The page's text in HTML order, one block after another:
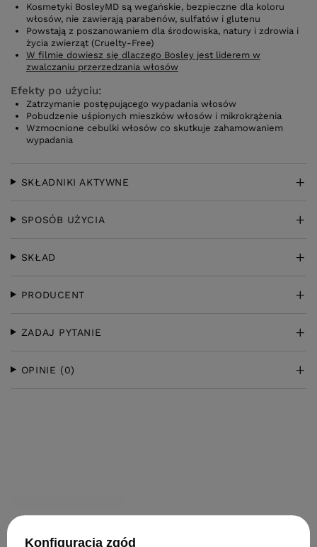
Kosmetyki BosleyMD są wegańskie, bezpieczne dla koloru
włosów, nie zawierają parabenów, sulfatów i glutenu
Powstają z poszanowaniem dla środowiska, natury i zdrowia i
życia zwierząt (Cruelty-Free)
W filmie dowiesz się dlaczego Bosley jest liderem w
zwalczaniu przerzedzania włosów
Efekty po użyciu:
Zatrzymanie postępującego wypadania włosów
Pobudzenie uśpionych mieszków włosów i mikrokrążenia
Wzmocnione cebulki włosów co skutkuje zahamowaniem
wypadania
SKŁADNIKI AKTYWNE
SPOSÓB UŻYCIA
SKŁAD
PRODUCENT
ZADAJ PYTANIE
OPINIE (0)
PRODUKT KUPILI TAKŻE
Konfiguracja zgód